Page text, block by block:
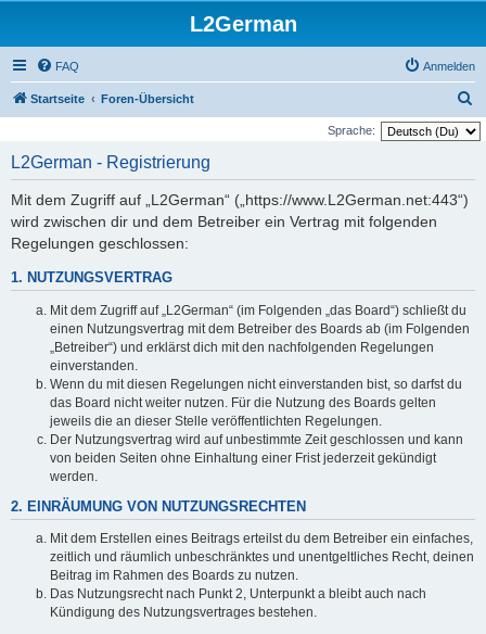
L2German
FAQ Anmelden
Startseite Foren-Übersicht
u
Sprache:
L2German - Registrierung
Mit dem Zugriff auf „L2German“ („https://www.L2German.net:443“)
wird zwischen dir und dem Betreiber ein Vertrag mit folgenden
Regelungen geschlossen:
1. NUTZUNGSVERTRAG
Mit dem Zugriff auf „L2German“ (im Folgenden „das Board“) schließt du
einen Nutzungsvertrag mit dem Betreiber des Boards ab (im Folgenden
„Betreiber“) und erklärst dich mit den nachfolgenden Regelungen
einverstanden.
Wenn du mit diesen Regelungen nicht einverstanden bist, so darfst du
das Board nicht weiter nutzen. Für die Nutzung des Boards gelten
jeweils die an dieser Stelle veröffentlichten Regelungen.
Der Nutzungsvertrag wird auf unbestimmte Zeit geschlossen und kann
von beiden Seiten ohne Einhaltung einer Frist jederzeit gekündigt
werden.
2. EINRÄUMUNG VON NUTZUNGSRECHTEN
Mit dem Erstellen eines Beitrags erteilst du dem Betreiber ein einfaches,
zeitlich und räumlich unbeschränktes und unentgeltliches Recht, deinen
Beitrag im Rahmen des Boards zu nutzen.
Das Nutzungsrecht nach Punkt 2, Unterpunkt a bleibt auch nach
Kündigung des Nutzungsvertrages bestehen.